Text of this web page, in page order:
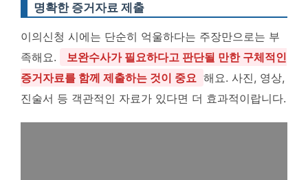
명확한 증거자료 제출
이의신청 시에는 단순히 억울하다는 주장만으로는 부
족해요.
보완수사가 필요하다고 판단될 만한 구체적인
증거자료를 함께 제출하는 것이 중요 해요. 사진, 영상,
진술서 등 객관적인 자료가 있다면 더 효과적이랍니다.